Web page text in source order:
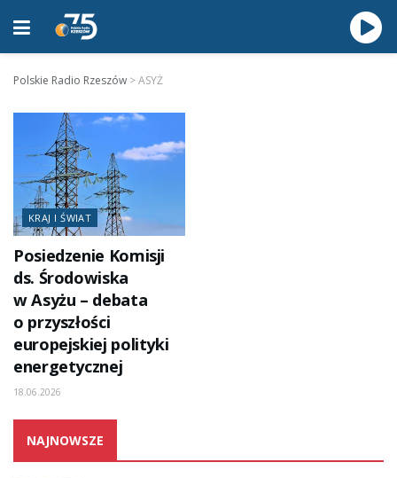
Polskie Radio Rzeszów >ASYŻ
KRAJ I ŚWIAT
Posiedzenie Komisji
ds. Środowiska
w Asyżu – debata
o przyszłości
europejskiej polityki
energetycznej
18.06.2026
NAJNOWSZE